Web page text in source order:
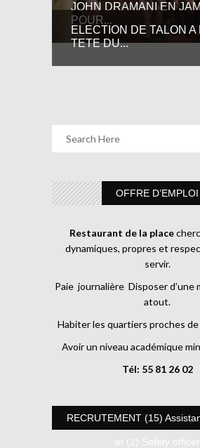
JOHN DRAMANI EN
POUR...
ELECTION DE TALON A
TETE DU...
OFFRE D’EMPLOI
Restaurant de la place
dynamiques, propres et
servir.
Paie journalière Disposer d’une
atout.
Habiter les quartiers proches
Avoir un niveau académique
Tél: 55 81 26 02
RECRUTEMENT (15)
et (1) Safety officer